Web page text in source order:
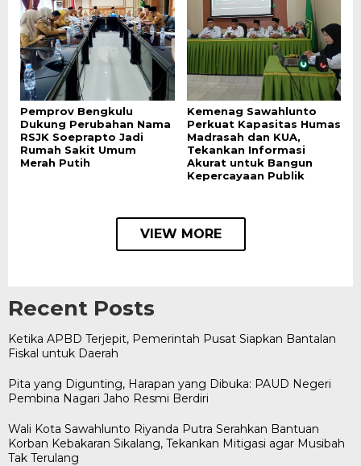
Pemprov Bengkulu
Dukung Perubahan Nama
RSJK Soeprapto Jadi
Rumah Sakit Umum
Merah Putih
Kemenag Sawahlunto
Perkuat Kapasitas Humas
Madrasah dan KUA,
Tekankan Informasi
Akurat untuk Bangun
Kepercayaan Publik
VIEW MORE
Recent Posts
Ketika APBD Terjepit, Pemerintah Pusat Siapkan Bantalan
Fiskal untuk Daerah
Pita yang Digunting, Harapan yang Dibuka: PAUD Negeri
Pembina Nagari Jaho Resmi Berdiri
Wali Kota Sawahlunto Riyanda Putra Serahkan Bantuan
Korban Kebakaran Sikalang, Tekankan Mitigasi agar Musibah
Tak Terulang